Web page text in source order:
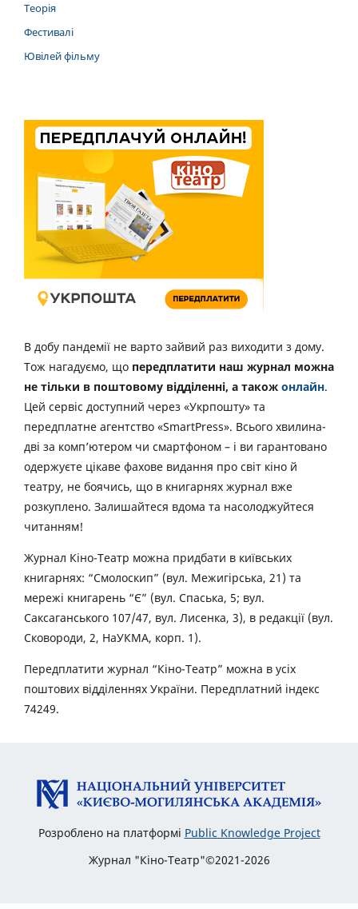
Теорія
Фестивалі
Ювілей фільму
В добу пандемії не варто зайвий раз виходити з дому.
Тож нагадуємо, що передплатити наш журнал можна
не тільки в поштовому відділенні, а також онлайн.
Цей сервіс доступний через «Укрпошту» та
передплатне агентство «SmartPress». Всього хвилина-
дві за комп’ютером чи смартфоном – і ви гарантовано
одержуєте цікаве фахове видання про світ кіно й
театру, не боячись, що в книгарнях журнал вже
розкуплено. Залишайтеся вдома та насолоджуйтеся
читанням!
Журнал Кіно-Театр можна придбати в київських
книгарнях: “Смолоскип” (вул. Межигірська, 21) та
мережі книгарень “Є” (вул. Спаська, 5; вул.
Саксаганського 107/47, вул. Лисенка, 3), в редакції (вул.
Сковороди, 2, НаУКМА, корп. 1).
Передплатити журнал “Кіно-Театр” можна в усіх
поштових відділеннях України. Передплатний індекс
74249.
Розроблено на платформі Public Knowledge Project
Журнал "Кіно-Театр"©2021-2026